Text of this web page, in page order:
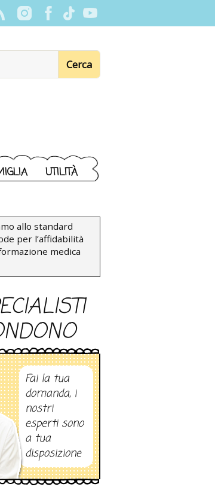
UTILITÀ
allo standard
per l’affidabilità
medica
Fai la tua
domanda, i
nostri
esperti sono
a tua
disposizione